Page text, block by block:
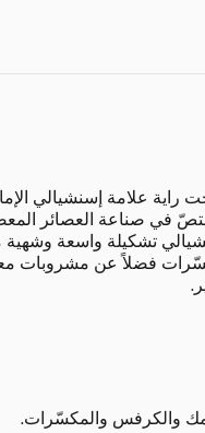
علامة إسنشيالي
عام 2012 وتختصّ في صناعة العصائر
تشكيلة واسعة
فضلاً عن مشروبات
والكرفس والمكسّرات.